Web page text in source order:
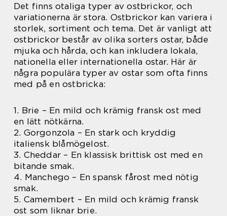
Det finns otaliga typer av ostbrickor, och
variationerna är stora. Ostbrickor kan variera i
storlek, sortiment och tema. Det är vanligt att
ostbrickor består av olika sorters ostar, både
mjuka och hårda, och kan inkludera lokala,
nationella eller internationella ostar. Här är
några populära typer av ostar som ofta finns
med på en ostbricka:
1. Brie – En mild och krämig fransk ost med
en lätt nötkärna.
2. Gorgonzola – En stark och kryddig
italiensk blåmögelost.
3. Cheddar – En klassisk brittisk ost med en
bitande smak.
4. Manchego – En spansk fårost med nötig
smak.
5. Camembert – En mild och krämig fransk
ost som liknar brie.